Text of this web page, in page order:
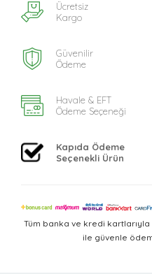
Ücretsiz
Kargo
Güvenilir
Ödeme
Havale & EFT
Ödeme Seçeneği
Kapıda Ödeme
Seçenekli Ürün
Tüm banka ve kredi kartlarıyla
ile güvenle